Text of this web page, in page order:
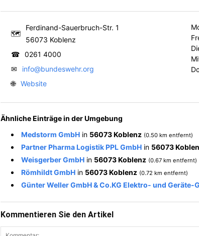
🗺
Ferdinand-Sauerbruch-Str. 1
56073 Koblenz
☎ 0261 4000
✉
info@bundeswehr.org
🌐 Website
Ähnliche Einträge in der Umgebung
Medstorm GmbH in 56073 Koblenz (0.50 km entfernt)
Partner Pharma Logistik PPL GmbH in 56073
Weisgerber GmbH in 56073 Koblenz (0.67 km entfernt)
Römhildt GmbH in 56073 Koblenz (0.72 km entfernt)
Günter Weller GmbH & Co.KG Elektro- und Geräte-
Kommentieren Sie den Artikel